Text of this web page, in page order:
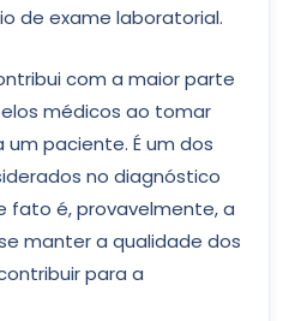
de exame laboratorial.
com a maior parte
médicos ao tomar
paciente. É um dos
no diagnóstico
fato é, provavelmente, a
manter a qualidade dos
para a